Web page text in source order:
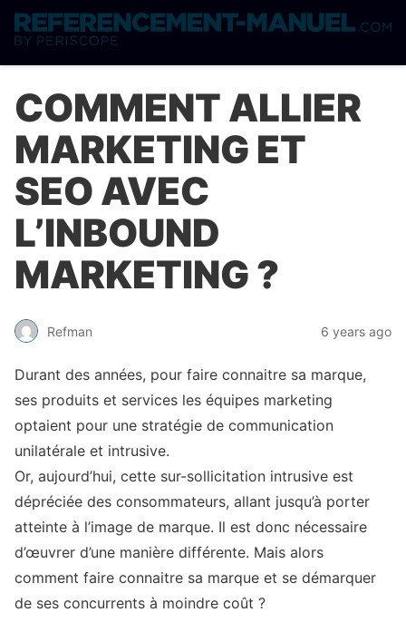
COMMENT ALLIER
MARKETING ET
SEO AVEC
L’INBOUND
MARKETING ?
Refman 6 years ago
Durant des années, pour faire connaitre sa marque,
ses produits et services les équipes marketing
optaient pour une stratégie de communication
unilatérale et intrusive.
Or, aujourd’hui, cette sur-sollicitation intrusive est
dépréciée des consommateurs, allant jusqu’à porter
atteinte à l’image de marque. Il est donc nécessaire
d’œuvrer d’une manière différente. Mais alors
comment faire connaitre sa marque et se démarquer
de ses concurrents à moindre coût ?